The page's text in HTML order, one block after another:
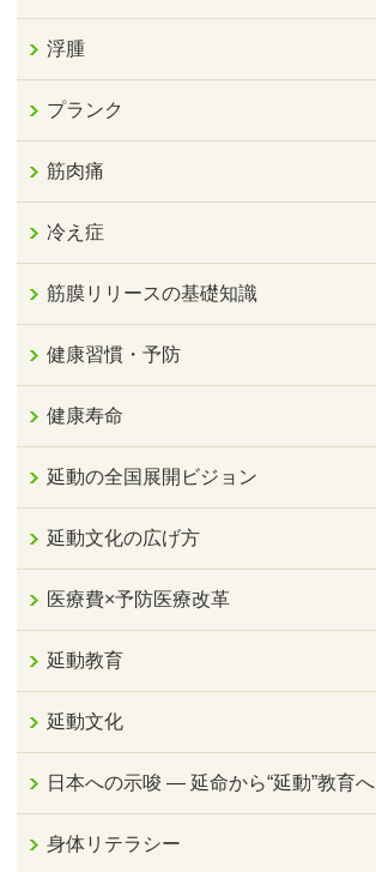
浮腫
プランク
筋肉痛
冷え症
筋膜リリースの基礎知識
健康習慣・予防
健康寿命
延動の全国展開ビジョン
延動文化の広げ方
医療費×予防医療改革
延動教育
延動文化
日本への示唆 ― 延命から“延動”教育へ
身体リテラシー